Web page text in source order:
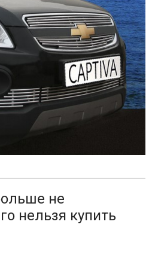
не
нельзя купить